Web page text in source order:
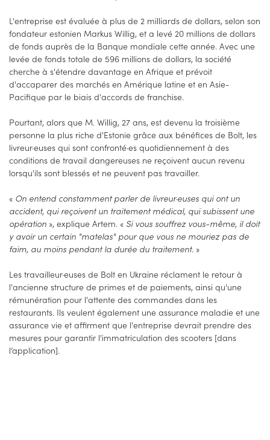
L'entreprise est évaluée à plus de 2 milliards de dollars, selon son
fondateur estonien Markus Willig, et a levé 20 millions de dollars
de fonds auprès de la Banque mondiale cette année. Avec une
levée de fonds totale de 596 millions de dollars, la société
cherche à s'étendre davantage en Afrique et prévoit
d'accaparer des marchés en Amérique latine et en Asie-
Pacifique par le biais d'accords de franchise.
Pourtant, alors que M. Willig, 27 ans, est devenu la troisième
personne la plus riche d'Estonie grâce aux bénéfices de Bolt, les
livreur·euses qui sont confronté·es quotidiennement à des
conditions de travail dangereuses ne reçoivent aucun revenu
lorsqu'ils sont blessés et ne peuvent pas travailler.
« On entend constamment parler de livreur·euses qui ont un
accident, qui reçoivent un traitement médical, qui subissent une
opération », explique Artem. « Si vous souffrez vous-même, il doit
y avoir un certain "matelas" pour que vous ne mouriez pas de
faim, au moins pendant la durée du traitement. »
Les travailleur·euses de Bolt en Ukraine réclament le retour à
l'ancienne structure de primes et de paiements, ainsi qu'une
rémunération pour l'attente des commandes dans les
restaurants. Ils veulent également une assurance maladie et une
assurance vie et affirment que l'entreprise devrait prendre des
mesures pour garantir l'immatriculation des scooters [dans
l’application].